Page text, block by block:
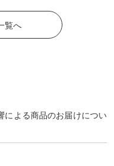
覧へ
による商品のお届けについ